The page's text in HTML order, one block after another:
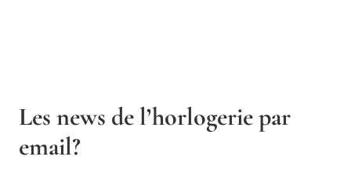
Les news de l’horlogerie par
email?